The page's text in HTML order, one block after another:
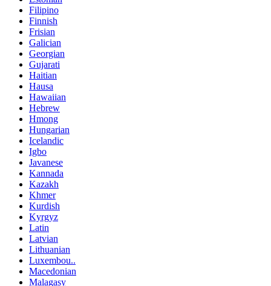
Filipino
Finnish
Frisian
Galician
Georgian
Gujarati
Haitian
Hausa
Hawaiian
Hebrew
Hmong
Hungarian
Icelandic
Igbo
Javanese
Kannada
Kazakh
Khmer
Kurdish
Kyrgyz
Latin
Latvian
Lithuanian
Luxembou..
Macedonian
Malagasy